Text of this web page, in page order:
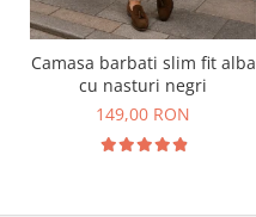
Camasa barbati slim fit alba
cu nasturi negri
149,00 RON